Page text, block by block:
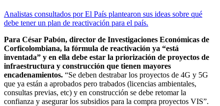
Analistas consultados por El País plantearon sus ideas sobre qué
debe tener un plan de reactivación para el país.
Para César Pabón, director de Investigaciones Económicas de
Corficolombiana, la fórmula de reactivación ya “está
inventada” y en ella debe estar la priorización de proyectos de
infraestructura y construcción que tienen mayores
encadenamientos. “Se deben destrabar los proyectos de 4G y 5G
que ya están a aprobados pero trabados (licencias ambientales,
consultas previas, etc) y en construcción se debe retomar la
confianza y asegurar los subsidios para la compra proyectos VIS”.